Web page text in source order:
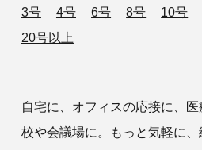
3号
4号 6号 8号 10号
20号以上
自宅に、オフィスの応接に、
校や会議場に。もっと気軽に